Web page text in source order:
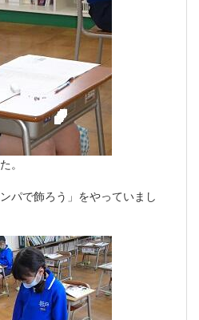
。
パで飾ろう」をやっていまし